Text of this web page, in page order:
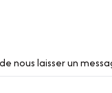
nous laisser un